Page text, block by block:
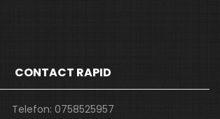
CONTACT RAPID
Telefon: 0758525957